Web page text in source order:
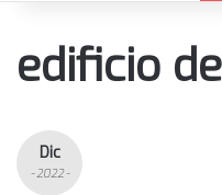
edificio
Dic
- 2022 -